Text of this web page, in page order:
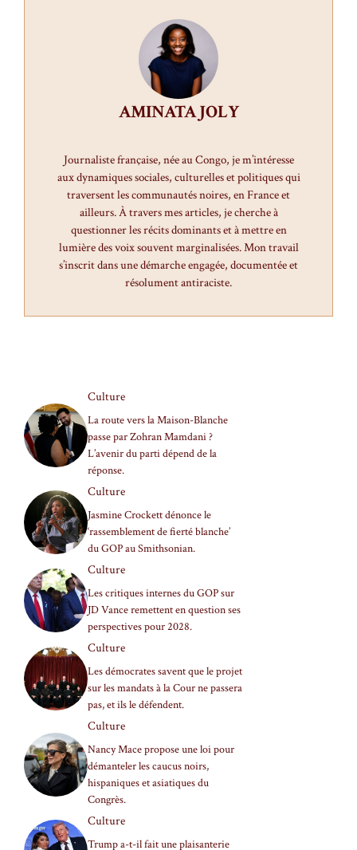
AMINATA JOLY
Journaliste française, née au Congo, je m’intéresse
aux dynamiques sociales, culturelles et politiques qui
traversent les communautés noires, en France et
ailleurs. À travers mes articles, je cherche à
questionner les récits dominants et à mettre en
lumière des voix souvent marginalisées. Mon travail
s’inscrit dans une démarche engagée, documentée et
résolument antiraciste.
Culture
La route vers la Maison-Blanche
passe par Zohran Mamdani ?
L’avenir du parti dépend de la
réponse.
Culture
Jasmine Crockett dénonce le
‘rassemblement de fierté blanche’
du GOP au Smithsonian.
Culture
Les critiques internes du GOP sur
JD Vance remettent en question ses
perspectives pour 2028.
Culture
Les démocrates savent que le projet
sur les mandats à la Cour ne passera
pas, et ils le défendent.
Culture
Nancy Mace propose une loi pour
démanteler les caucus noirs,
hispaniques et asiatiques du
Congrès.
Culture
Trump a-t-il fait une plaisanterie